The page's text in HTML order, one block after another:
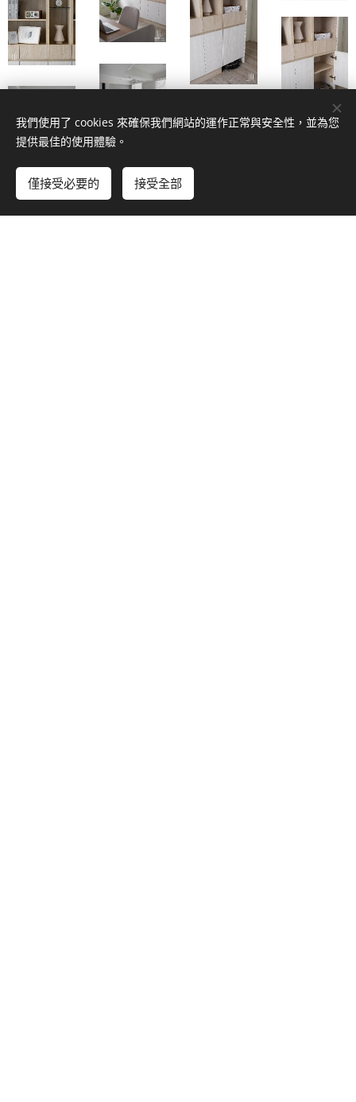
我們使用了 cookies 來確保我們網站的運作正常與安全性，並為您
提供最佳的使用體驗。
僅接受必要的 接受全部